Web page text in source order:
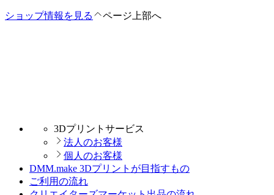
ショップ情報を見る ページ上部へ
3Dプリントサービス
法人のお客様
個人のお客様
DMM.make 3Dプリントが目指すもの
ご利用の流れ